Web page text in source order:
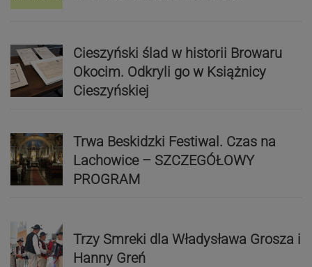
Cieszyński ślad w historii Browaru
Okocim. Odkryli go w Książnicy
Cieszyńskiej
Trwa Beskidzki Festiwal. Czas na
Lachowice – SZCZEGÓŁOWY
PROGRAM
Trzy Smreki dla Władysława Grosza i
Hanny Greń